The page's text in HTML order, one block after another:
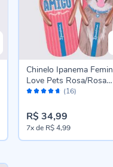
Avaliação: (16)
Chinelo Ipanema
Love Pets Rosa/Rosa
Metalizado/Bege
R$ 34,99
7xde R$ 4,99